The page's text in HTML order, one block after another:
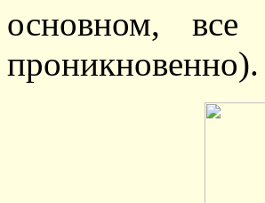
основном,
проникновенно).